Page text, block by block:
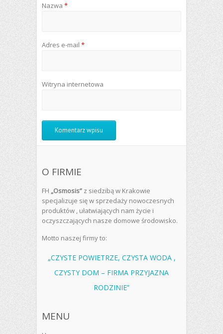
Nazwa *
Adres e-mail *
Witryna internetowa
O FIRMIE
FH „Osmosis” z siedzibą w Krakowie
specjalizuje się w sprzedaży nowoczesnych
produktów , ułatwiających nam życie i
oczyszczających nasze domowe środowisko.
Motto naszej firmy to:
„CZYSTE POWIETRZE, CZYSTA WODA ,
CZYSTY DOM – FIRMA PRZYJAZNA
RODZINIE”
MENU